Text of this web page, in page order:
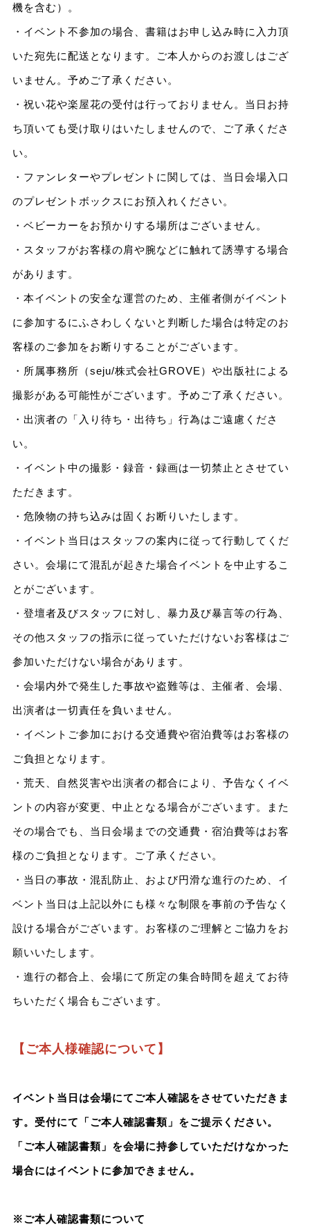
機を含む）。
・イベント不参加の場合、書籍はお申し込み時に入力頂
いた宛先に配送となります。ご本人からのお渡しはござ
いません。予めご了承ください。
・祝い花や楽屋花の受付は行っておりません。当日お持
ち頂いても受け取りはいたしませんので、ご了承くださ
い。
・ファンレターやプレゼントに関しては、当日会場入口
のプレゼントボックスにお預入れください。
・ベビーカーをお預かりする場所はございません。
・スタッフがお客様の肩や腕などに触れて誘導する場合
があります。
・本イベントの安全な運営のため、主催者側がイベント
に参加するにふさわしくないと判断した場合は特定のお
客様のご参加をお断りすることがございます。
・所属事務所（seju/株式会社GROVE）や出版社による
撮影がある可能性がございます。予めご了承ください。
・出演者の「入り待ち・出待ち」行為はご遠慮くださ
い。
・イベント中の撮影・録音・録画は一切禁止とさせてい
ただきます。
・危険物の持ち込みは固くお断りいたします。
・イベント当日はスタッフの案内に従って行動してくだ
さい。会場にて混乱が起きた場合イベントを中止するこ
とがございます。
・登壇者及びスタッフに対し、暴力及び暴言等の行為、
その他スタッフの指示に従っていただけないお客様はご
参加いただけない場合があります。
・会場内外で発生した事故や盗難等は、主催者、会場、
出演者は一切責任を負いません。
・イベントご参加における交通費や宿泊費等はお客様の
ご負担となります。
・荒天、自然災害や出演者の都合により、予告なくイベ
ントの内容が変更、中止となる場合がございます。また
その場合でも、当日会場までの交通費・宿泊費等はお客
様のご負担となります。ご了承ください。
・当日の事故・混乱防止、および円滑な進行のため、イ
ベント当日は上記以外にも様々な制限を事前の予告なく
設ける場合がございます。お客様のご理解とご協力をお
願いいたします。
・進行の都合上、会場にて所定の集合時間を超えてお待
ちいただく場合もございます。
【ご本人様確認について】
イベント当日は会場にてご本人確認をさせていただきま
す。受付にて「ご本人確認書類」をご提示ください。
「ご本人確認書類」を会場に持参していただけなかった
場合にはイベントに参加できません。
※ご本人確認書類について